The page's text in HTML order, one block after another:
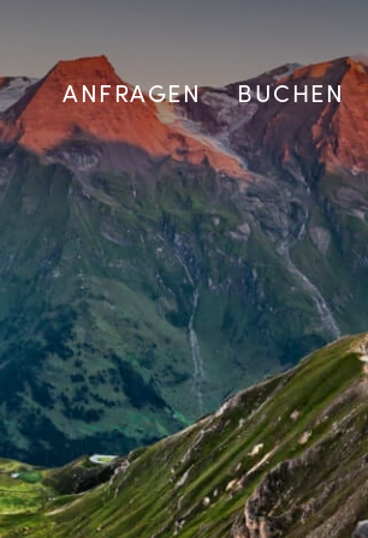
ANFRAGEN BUCHEN